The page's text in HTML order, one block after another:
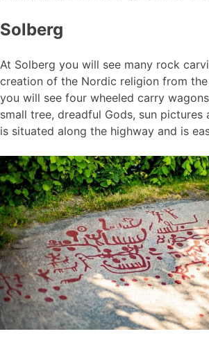
Solberg
At Solberg you will see many rock
creation of the Nordic religion from the
you will see four wheeled carry
small tree, dreadful Gods, sun pictures
is situated along the highway and is